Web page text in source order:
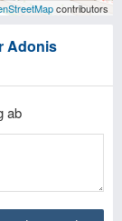
contributors
Adonis
ab